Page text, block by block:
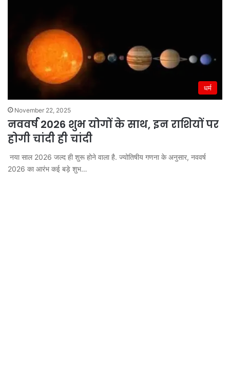
धर्म
November 22, 2025
नववर्ष 2026 शुभ योगों के साथ, इन राशियों पर
होगी चांदी ही चांदी
नया साल 2026 जल्द ही शुरू होने वाला है. ज्योतिषीय गणना के अनुसार, नववर्ष
2026 का आरंभ कई बड़े शुभ…